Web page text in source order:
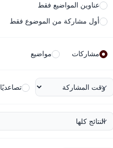
عناوين المواضيع فقط
أول مشاركة من الموضوع فقط
مشاركات مواضيع
تصاعديًا